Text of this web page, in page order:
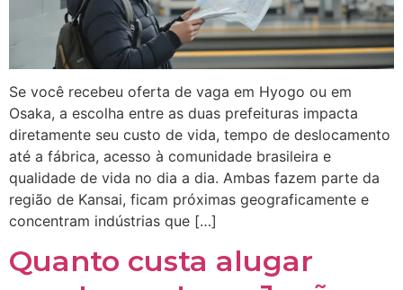
Se você recebeu oferta de vaga em Hyogo ou em
Osaka, a escolha entre as duas prefeituras impacta
diretamente seu custo de vida, tempo de deslocamento
até a fábrica, acesso à comunidade brasileira e
qualidade de vida no dia a dia. Ambas fazem parte da
região de Kansai, ficam próximas geograficamente e
concentram indústrias que […]
Quanto custa alugar